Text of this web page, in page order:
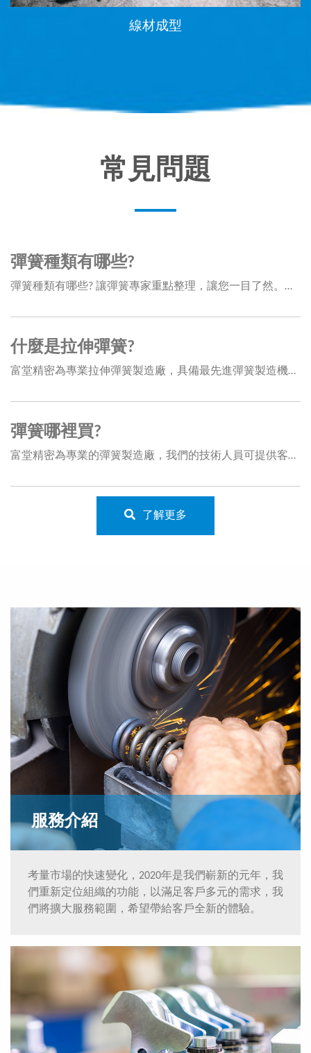
線材成型
常見問題
彈簧種類有哪些?
彈簧種類有哪些? 讓彈簧專家重點整理，讓您一目了然。富堂精密為專業彈簧製造廠，任何彈簧需求，歡迎與我們聯繫。
什麼是拉伸彈簧?
富堂精密為專業拉伸彈簧製造廠，具備最先進彈簧製造機械與數十年專業技術人員，能承製各種高難度拉伸彈簧，若有任何彈簧疑問，歡迎與我們聯繫。
彈簧哪裡買?
富堂精密為專業的彈簧製造廠，我們的技術人員可提供客戶各類彈簧的技術諮詢，並配合研發人員的開發需求製造高難度的彈簧，若您有各類訂製彈簧不知哪裡購買，歡迎來電洽詢。...
了解更多
服務介紹
考量市場的快速變化，2020年是我們嶄新的元年，我
們重新定位組織的功能，以滿足客戶多元的需求，我
們將擴大服務範圍，希望帶給客戶全新的體驗。